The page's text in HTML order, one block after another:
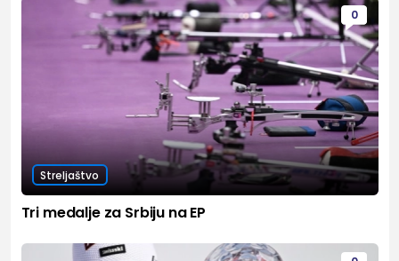
0
Streljaštvo
Tri medalje za Srbiju na EP